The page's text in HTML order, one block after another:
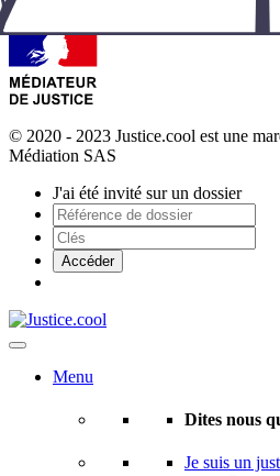
© 2020 - 2023 Justice.cool est une
Médiation SAS
J'ai été invité sur un dossier
Menu
Dites nous
Je suis un